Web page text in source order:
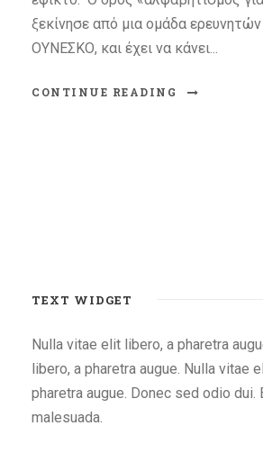
ξεκίνησε από μια ομάδα ερευνητών
ΟΥΝΕΣΚΟ, και έχει να κάνει...
CONTINUE READING
TEXT WIDGET
Nulla vitae elit libero, a pharetra
libero, a pharetra augue. Nulla vitae
pharetra augue. Donec sed odio dui.
malesuada.